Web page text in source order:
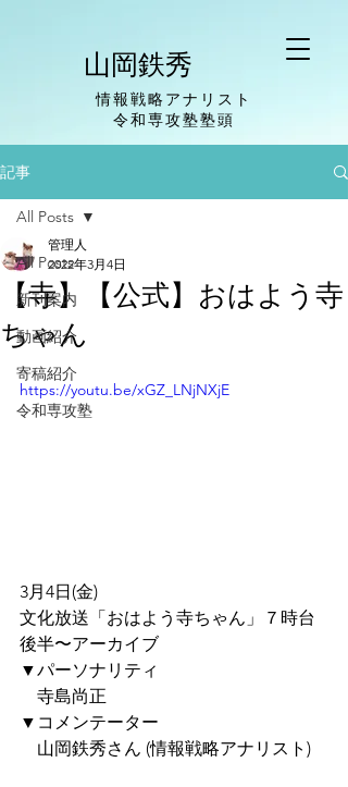
山岡鉄秀
情報戦略アナリスト
​令和専攻塾塾頭
記事
All Posts
新刊案内
動画紹介
寄稿紹介
令和専攻塾
All Posts
【寺】【公式】おはよう寺
ちゃん
管理人
2022年3月4日
https://youtu.be/xGZ_LNjNXjE
3月4日(金)
文化放送「おはよう寺ちゃん」７時台
後半〜アーカイブ
▼パーソナリティ
寺島尚正
▼コメンテーター
山岡鉄秀さん (情報戦略アナリスト)